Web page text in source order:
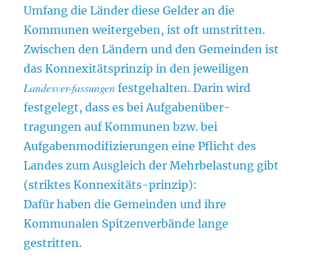
Umfang die Länder diese Gelder an die
Kommunen weitergeben, ist oft umstritten.
Zwischen den Ländern und den Gemeinden ist
das Konnexitätsprinzip in den jeweiligen
Landesver-fassungen festgehalten. Darin wird
festgelegt, dass es bei Aufgabenüber-
tragungen auf Kommunen bzw. bei
Aufgabenmodifizierungen eine Pflicht des
Landes zum Ausgleich der Mehrbelastung gibt
(striktes Konnexitäts-prinzip):
Dafür haben die Gemeinden und ihre
Kommunalen Spitzenverbände lange
gestritten.